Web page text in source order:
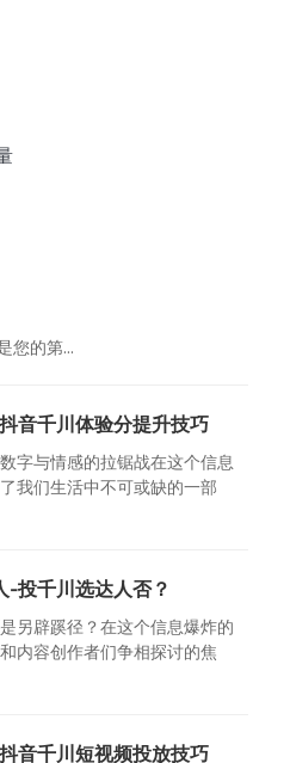
您的第…
音千川体验分提升技巧
字与情感的拉锯战在这个信息
我们生活中不可或缺的一部
-投千川选达人否？
另辟蹊径？在这个信息爆炸的
内容创作者们争相探讨的焦
音千川短视频投放技巧